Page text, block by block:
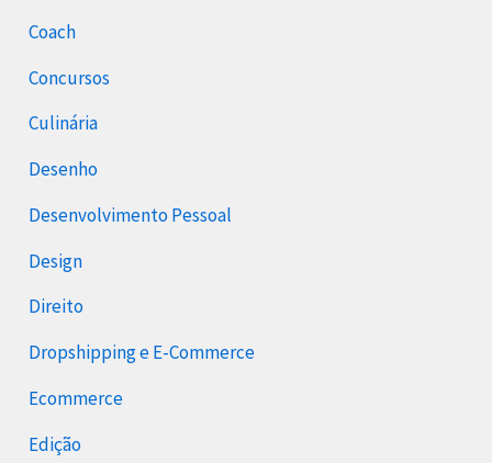
Coach
Concursos
Culinária
Desenho
Desenvolvimento Pessoal
Design
Direito
Dropshipping e E-Commerce
Ecommerce
Edição